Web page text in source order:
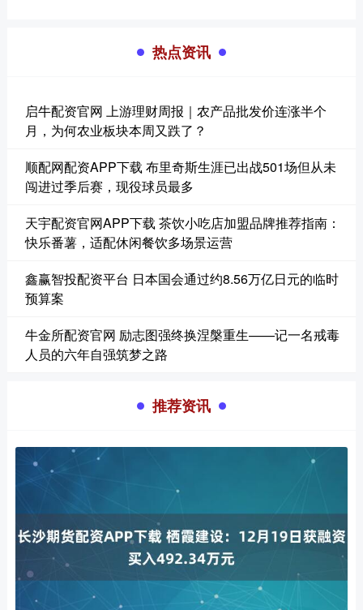
热点资讯
启牛配资官网 上游理财周报｜农产品批发价连涨半个
月，为何农业板块本周又跌了？
顺配网配资APP下载 布里奇斯生涯已出战501场但从未
闯进过季后赛，现役球员最多
天宇配资官网APP下载 茶饮小吃店加盟品牌推荐指南：
快乐番薯，适配休闲餐饮多场景运营
鑫赢智投配资平台 日本国会通过约8.56万亿日元的临时
预算案
牛金所配资官网 励志图强终换涅槃重生——记一名戒毒
人员的六年自强筑梦之路
推荐资讯